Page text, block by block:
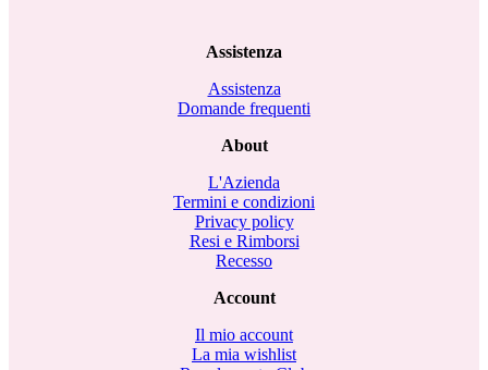
Assistenza
Assistenza
Domande frequenti
About
L'Azienda
Termini e condizioni
Privacy policy
Resi e Rimborsi
Recesso
Account
Il mio account
La mia wishlist